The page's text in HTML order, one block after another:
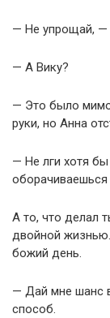
— Не упрощай, —
— А Вику?
— Это было
руки, но Анна
— Не лги хотя
А то, что делал
двойной
божий день.
— Дай мне шанс
способ.